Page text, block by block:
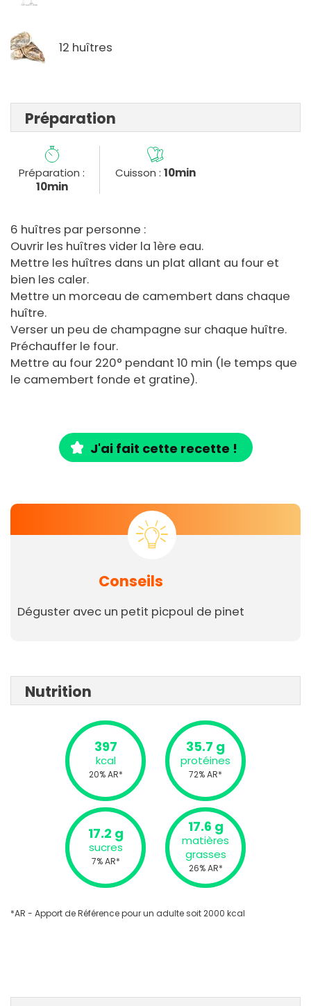
12 huîtres
Préparation
Préparation :
10min
Cuisson : 10min
6 huîtres par personne :
Ouvrir les huîtres vider la 1ère eau.
Mettre les huîtres dans un plat allant au four et
bien les caler.
Mettre un morceau de camembert dans chaque
huître.
Verser un peu de champagne sur chaque huître.
Préchauffer le four.
Mettre au four 220° pendant 10 min (le temps que
le camembert fonde et gratine).
J'ai fait cette recette !
Conseils
Déguster avec un petit picpoul de pinet
Nutrition
397
kcal
20% AR*
35.7 g
protéines
72% AR*
17.2 g
sucres
7% AR*
17.6 g
matières
grasses
26% AR*
*AR - Apport de Référence pour un adulte soit 2000 kcal